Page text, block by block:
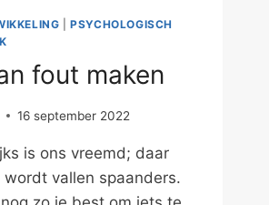
|PSYCHOLOGISCH
fout maken
16 september 2022
is ons vreemd; daar
vallen spaanders.